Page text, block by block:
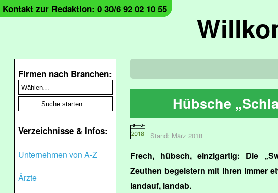
Kontakt zur Redaktion: 0 30/6 92 02 10 55
Firmen nach Branchen:
Verzeichnisse & Infos:
Unternehmen von A-Z
Ärzte
Hübsche
Stand: März 2018
Frech, hübsch, einzigartig: Die
Zeuthen begeistern mit ihren immer
landauf, landab.